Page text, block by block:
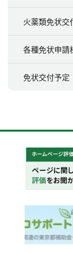
火薬類免状交
各種免状申請
免状交付予定